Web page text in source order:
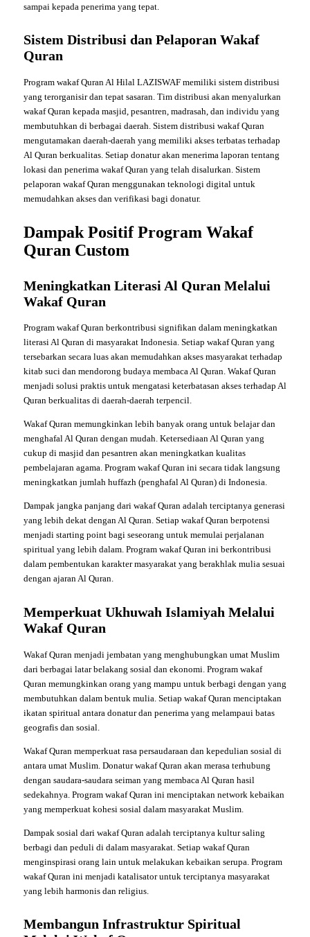
sampai kepada penerima yang tepat.
Sistem Distribusi dan Pelaporan Wakaf
Quran
Program wakaf Quran Al Hilal LAZISWAF memiliki sistem distribusi
yang terorganisir dan tepat sasaran. Tim distribusi akan menyalurkan
wakaf Quran kepada masjid, pesantren, madrasah, dan individu yang
membutuhkan di berbagai daerah. Sistem distribusi wakaf Quran
mengutamakan daerah-daerah yang memiliki akses terbatas terhadap
Al Quran berkualitas. Setiap donatur akan menerima laporan tentang
lokasi dan penerima wakaf Quran yang telah disalurkan. Sistem
pelaporan wakaf Quran menggunakan teknologi digital untuk
memudahkan akses dan verifikasi bagi donatur.
Dampak Positif Program Wakaf
Quran Custom
Meningkatkan Literasi Al Quran Melalui
Wakaf Quran
Program wakaf Quran berkontribusi signifikan dalam meningkatkan
literasi Al Quran di masyarakat Indonesia. Setiap wakaf Quran yang
tersebarkan secara luas akan memudahkan akses masyarakat terhadap
kitab suci dan mendorong budaya membaca Al Quran. Wakaf Quran
menjadi solusi praktis untuk mengatasi keterbatasan akses terhadap Al
Quran berkualitas di daerah-daerah terpencil.
Wakaf Quran memungkinkan lebih banyak orang untuk belajar dan
menghafal Al Quran dengan mudah. Ketersediaan Al Quran yang
cukup di masjid dan pesantren akan meningkatkan kualitas
pembelajaran agama. Program wakaf Quran ini secara tidak langsung
meningkatkan jumlah huffazh (penghafal Al Quran) di Indonesia.
Dampak jangka panjang dari wakaf Quran adalah terciptanya generasi
yang lebih dekat dengan Al Quran. Setiap wakaf Quran berpotensi
menjadi starting point bagi seseorang untuk memulai perjalanan
spiritual yang lebih dalam. Program wakaf Quran ini berkontribusi
dalam pembentukan karakter masyarakat yang berakhlak mulia sesuai
dengan ajaran Al Quran.
Memperkuat Ukhuwah Islamiyah Melalui
Wakaf Quran
Wakaf Quran menjadi jembatan yang menghubungkan umat Muslim
dari berbagai latar belakang sosial dan ekonomi. Program wakaf
Quran memungkinkan orang yang mampu untuk berbagi dengan yang
membutuhkan dalam bentuk mulia. Setiap wakaf Quran menciptakan
ikatan spiritual antara donatur dan penerima yang melampaui batas
geografis dan sosial.
Wakaf Quran memperkuat rasa persaudaraan dan kepedulian sosial di
antara umat Muslim. Donatur wakaf Quran akan merasa terhubung
dengan saudara-saudara seiman yang membaca Al Quran hasil
sedekahnya. Program wakaf Quran ini menciptakan network kebaikan
yang memperkuat kohesi sosial dalam masyarakat Muslim.
Dampak sosial dari wakaf Quran adalah terciptanya kultur saling
berbagi dan peduli di dalam masyarakat. Setiap wakaf Quran
menginspirasi orang lain untuk melakukan kebaikan serupa. Program
wakaf Quran ini menjadi katalisator untuk terciptanya masyarakat
yang lebih harmonis dan religius.
Membangun Infrastruktur Spiritual